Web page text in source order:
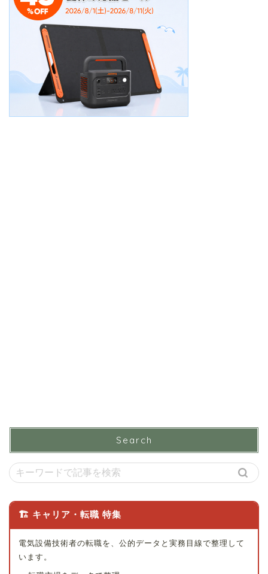
Search
🏗 キャリア・転職 特集
電気設備技術者の転職を、公的データと実務目線で整理して
います。